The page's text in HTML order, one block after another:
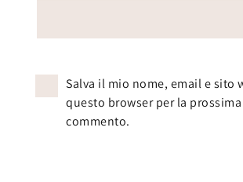
Salva il mio nome, email e sito
questo browser per la
commento.